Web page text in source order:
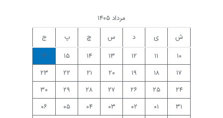
مرداد ۱۴۰۵
ش
ی د س چ پ
ج
۱۰
۱۱ ۱۲ ۱۳ ۱۴ ۱۵
۱۶
۱۷
۱۸ ۱۹ ۲۰ ۲۱ ۲۲
۲۳
۲۴
۲۵ ۲۶ ۲۷ ۲۸ ۲۹
۳۰
۳۱
۰۱ ۰۲ ۰۳ ۰۴ ۰۵
۰۶